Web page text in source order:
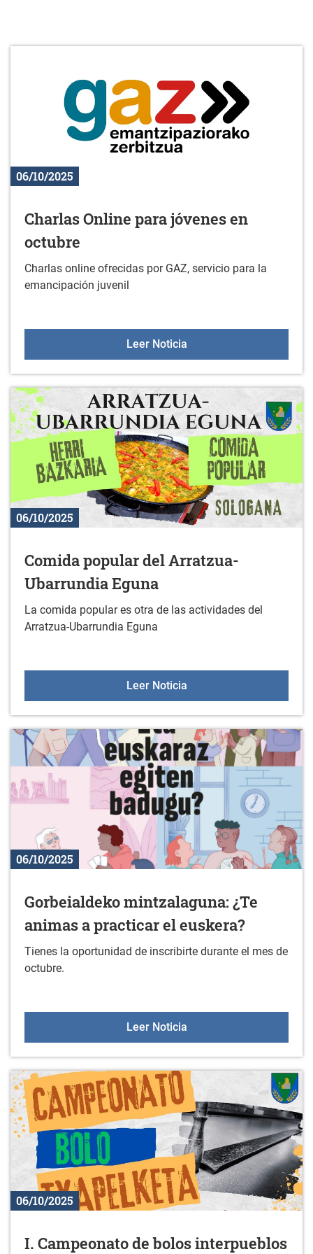
06/10/2025
Charlas Online para jóvenes en
octubre
Charlas online ofrecidas por GAZ, servicio para la
emancipación juvenil
Leer NoticiaCharlas Online para
06/10/2025
Comida popular del Arratzua-
Ubarrundia Eguna
La comida popular es otra de las actividades del
Arratzua-Ubarrundia Eguna
Leer NoticiaComida popular del
06/10/2025
Gorbeialdeko mintzalaguna: ¿Te
animas a practicar el euskera?
Tienes la oportunidad de inscribirte durante el mes de
octubre.
Leer NoticiaGorbeialdeko
06/10/2025
I. Campeonato de bolos interpueblos